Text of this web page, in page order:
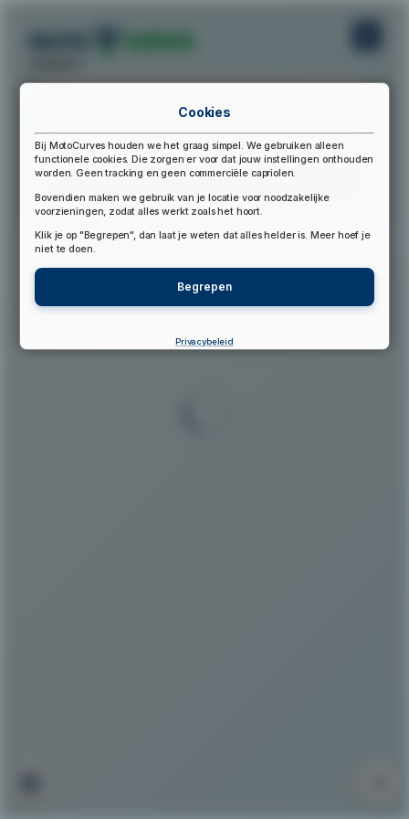
▲
Cookies
Bij MotoCurves houden we het graag simpel. We gebruiken alleen
functionele cookies. Die zorgen er voor dat jouw instellingen onthouden
worden. Geen tracking en geen commerciële capriolen.
Bovendien maken we gebruik van je locatie voor noodzakelijke
voorzieningen, zodat alles werkt zoals het hoort.
Klik je op "Begrepen", dan laat je weten dat alles helder is. Meer hoef je
niet te doen.
Begrepen
Privacybeleid